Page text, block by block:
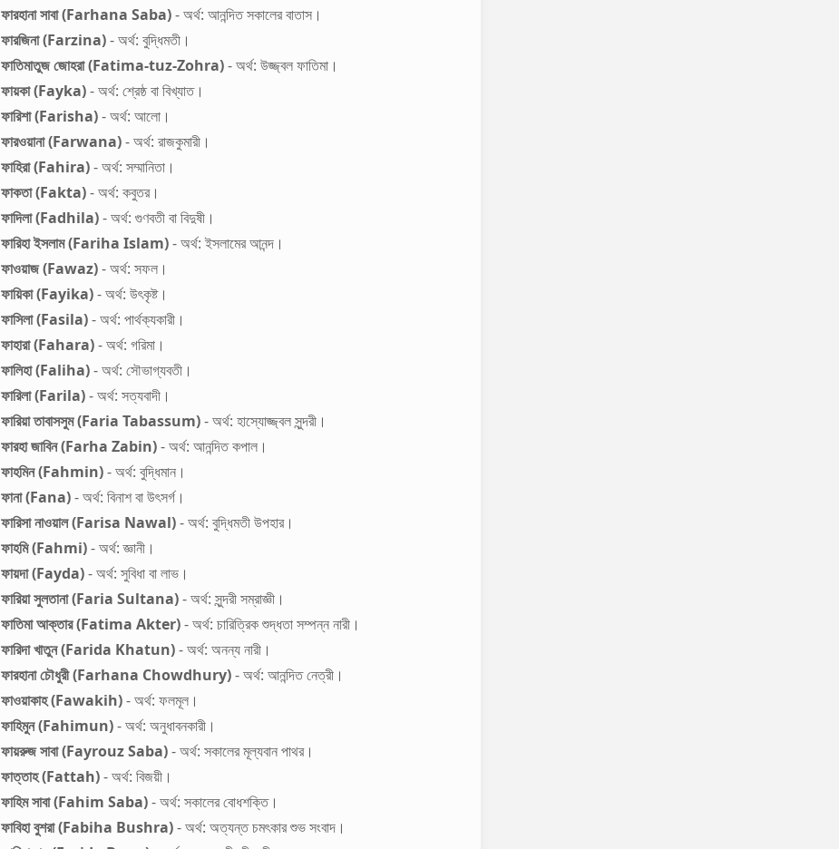
ফারহানা সাবা (Farhana Saba)- অর্থ: আনন্দিত সকালের বাতাস।
ফারজিনা (Farzina)- অর্থ: বুদ্ধিমতী।
ফাতিমাতুজ জোহরা (Fatima-tuz-Zohra)- অর্থ: উজ্জ্বল ফাতিমা।
ফায়কা (Fayka)- অর্থ: শ্রেষ্ঠ বা বিখ্যাত।
ফারিশা (Farisha)- অর্থ: আলো।
ফারওয়ানা (Farwana)- অর্থ: রাজকুমারী।
ফাহিরা (Fahira)- অর্থ: সম্মানিতা।
ফাকতা (Fakta)- অর্থ: কবুতর।
ফাদিলা (Fadhila)- অর্থ: গুণবতী বা বিদুষী।
ফারিহা ইসলাম (Fariha Islam)- অর্থ: ইসলামের আনন্দ।
ফাওয়াজ (Fawaz)- অর্থ: সফল।
ফায়িকা (Fayika)- অর্থ: উৎকৃষ্ট।
ফাসিলা (Fasila)- অর্থ: পার্থক্যকারী।
ফাহারা (Fahara)- অর্থ: গরিমা।
ফালিহা (Faliha)- অর্থ: সৌভাগ্যবতী।
ফারিলা (Farila)- অর্থ: সত্যবাদী।
ফারিয়া তাবাসসুম (Faria Tabassum)- অর্থ: হাস্যোজ্জ্বল সুন্দরী।
ফারহা জাবিন (Farha Zabin)- অর্থ: আনন্দিত কপাল।
ফাহমিন (Fahmin)- অর্থ: বুদ্ধিমান।
ফানা (Fana)- অর্থ: বিনাশ বা উৎসর্গ।
ফারিসা নাওয়াল (Farisa Nawal)- অর্থ: বুদ্ধিমতী উপহার।
ফাহমি (Fahmi)- অর্থ: জ্ঞানী।
ফায়দা (Fayda)- অর্থ: সুবিধা বা লাভ।
ফারিয়া সুলতানা (Faria Sultana)- অর্থ: সুন্দরী সম্রাজ্ঞী।
ফাতিমা আক্তার (Fatima Akter)- অর্থ: চারিত্রিক শুদ্ধতা সম্পন্ন নারী।
ফারিদা খাতুন (Farida Khatun)- অর্থ: অনন্য নারী।
ফারহানা চৌধুরী (Farhana Chowdhury)- অর্থ: আনন্দিত নেত্রী।
ফাওয়াকাহ (Fawakih)- অর্থ: ফলমূল।
ফাহিমুন (Fahimun)- অর্থ: অনুধাবনকারী।
ফায়রুজ সাবা (Fayrouz Saba)- অর্থ: সকালের মূল্যবান পাথর।
ফাত্তাহ (Fattah)- অর্থ: বিজয়ী।
ফাহিম সাবা (Fahim Saba)- অর্থ: সকালের বোধশক্তি।
ফাবিহা বুশরা (Fabiha Bushra)- অর্থ: অত্যন্ত চমৎকার শুভ সংবাদ।